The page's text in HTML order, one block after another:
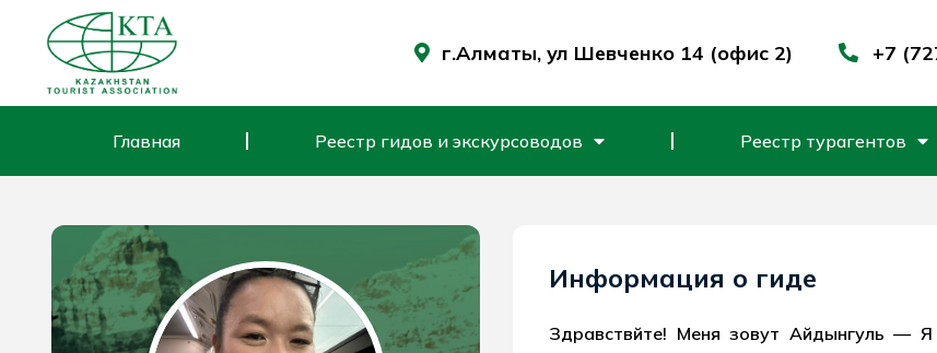
Перейти
содержимому
г.Алматы, ул Шевченко 14 (офис 2) +7
Главная Реестр гидов и экскурсоводов Реестр турагентов
Информация о гиде
Здравствйте! Меня зовут Айдынгуль —